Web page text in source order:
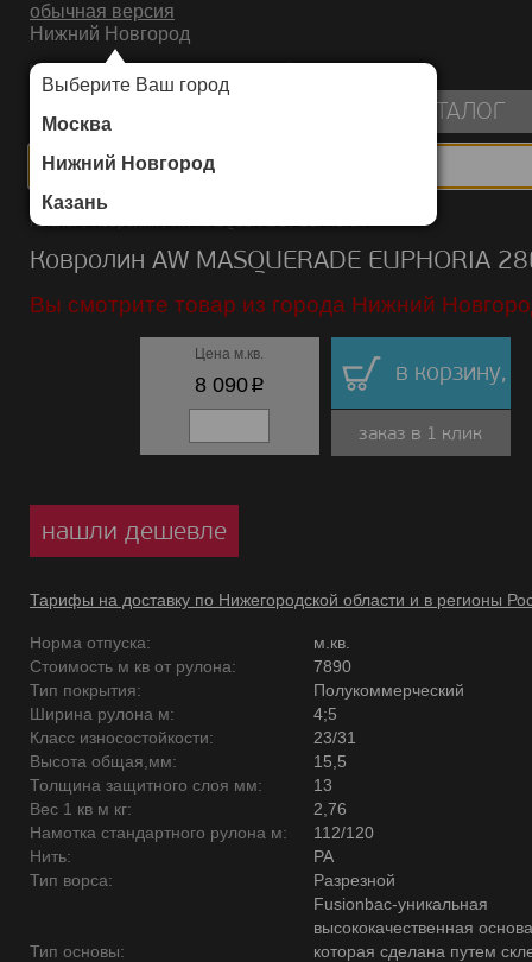
обычная версия
Нижний Новгород
Выберите Ваш город
Москва
Нижний Новгород
Казань
ИНТЕРНЕТ-МАГАЗИН НАПОЛЬНЫХ ПОКРЫТИЙ
КАТАЛОГ
Каталог/Ковролин/AW MASQUERADE/EUPHORIA
Ковролин AW MASQUERADE EUPHORIA
Вы смотрите товар из города Нижний
Цена м.кв.
8 090p в корзину,
заказ в 1 клик
нашли дешевле
Тарифы на доставку по Нижегородской области и в регионы
Норма отпуска:
м.кв.
Стоимость м кв от рулона:
7890
Тип покрытия:
Полукоммерческий
Ширина рулона м:
4;5
Класс износостойкости:
23/31
Высота общая,мм:
15,5
Толщина защитного слоя мм:
13
Вес 1 кв м кг:
2,76
Намотка стандартного рулона м:
112/120
Нить:
PA
Тип ворса:
Разрезной
Тип основы:
Fusionbac-уникальная
высококачественная основа
которая сделана путем